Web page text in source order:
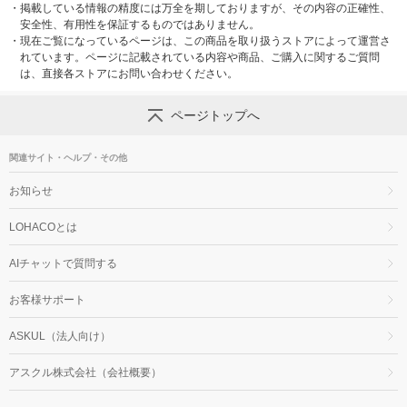
・ 掲載している情報の精度には万全を期しておりますが、その内容の正確性、
安全性、有用性を保証するものではありません。
・ 現在ご覧になっているページは、この商品を取り扱うストアによって運営さ
れています。ページに記載されている内容や商品、ご購入に関するご質問
は、直接各ストアにお問い合わせください。
ページトップへ
関連サイト・ヘルプ・その他
お知らせ
LOHACOとは
AIチャットで質問する
お客様サポート
ASKUL（法人向け）
アスクル株式会社（会社概要）